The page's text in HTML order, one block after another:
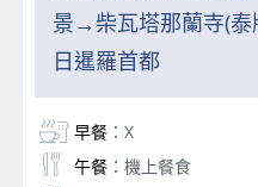
景→柴瓦塔那蘭寺(
日暹羅首都
早餐：X
午餐：機上餐食